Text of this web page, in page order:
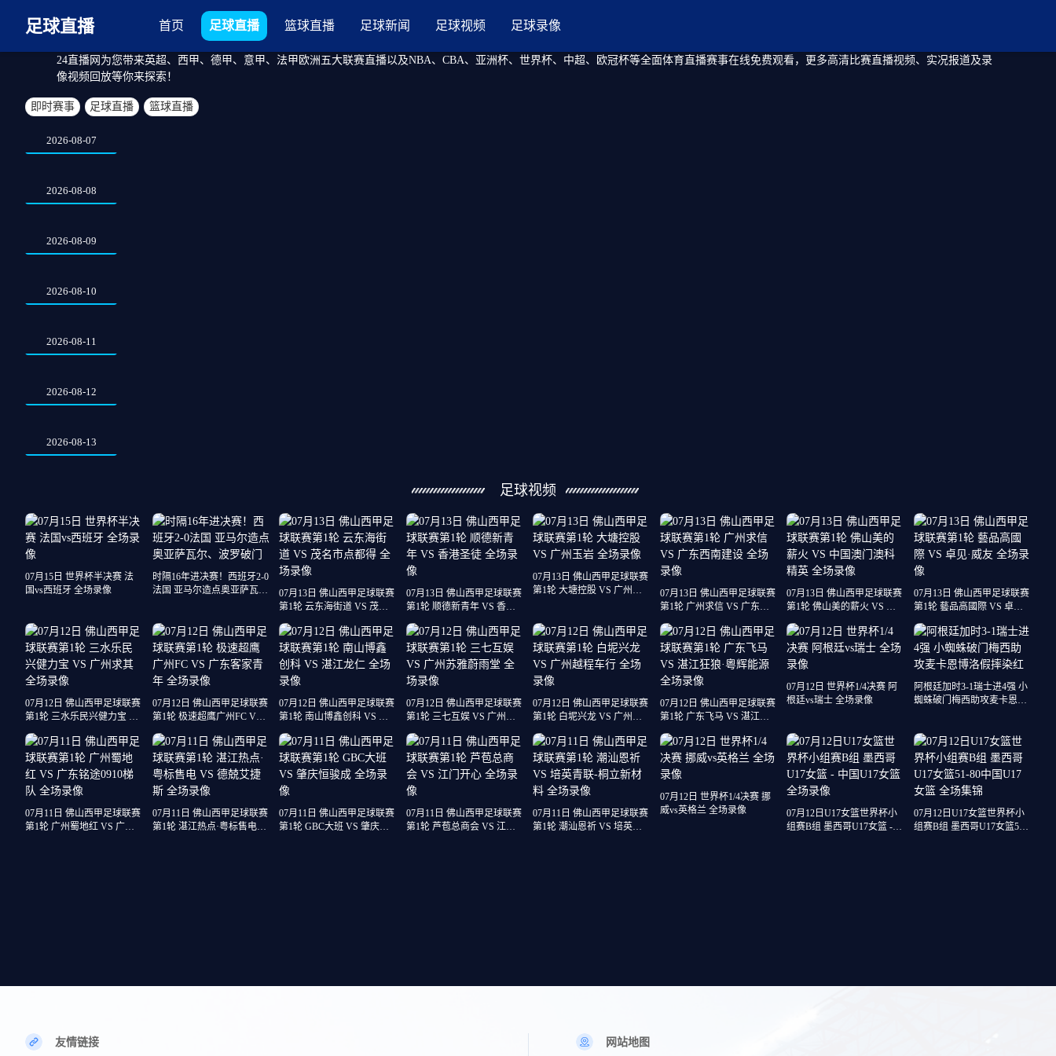
足球直播 首页 足球直播 篮球直播 足球新闻 足球视频 足球录像
24直播网为您带来英超、西甲、德甲、意甲、法甲欧洲五大联赛直播以及NBA、CBA、亚洲杯、世界杯、中超、欧冠杯等全面体育直播赛事在线免费观看，更多高清比赛直播视频、实况报道及录
像视频回放等你来探索！
即时赛事 足球直播 篮球直播
2026-08-07
2026-08-08
2026-08-09
2026-08-10
2026-08-11
2026-08-12
2026-08-13
足球视频
07月15日 世界杯半决赛 法
国vs西班牙 全场录像
时隔16年进决赛！西班牙2-0
法国 亚马尔造点奥亚萨瓦
07月13日 佛山西甲足球联赛
第1轮 云东海街道 VS 茂名
07月13日 佛山西甲足球联赛
第1轮 顺德新青年 VS 香港
07月13日 佛山西甲足球联赛
第1轮 大塘控股 VS 广州玉
07月13日 佛山西甲足球联赛
第1轮 广州求信 VS 广东西
07月13日 佛山西甲足球联赛
第1轮 佛山美的薪火 VS 中
07月13日 佛山西甲足球联赛
第1轮 藝品高國際 VS 卓见·
07月12日 佛山西甲足球联赛
第1轮 三水乐民兴健力宝 VS
07月12日 佛山西甲足球联赛
第1轮 极速超鹰广州FC VS
07月12日 佛山西甲足球联赛
第1轮 南山博鑫创科 VS 湛
07月12日 佛山西甲足球联赛
第1轮 三七互娱 VS 广州苏
07月12日 佛山西甲足球联赛
第1轮 白坭兴龙 VS 广州越
07月12日 佛山西甲足球联赛
第1轮 广东飞马 VS 湛江狂
07月12日 世界杯1/4决赛 阿
根廷vs瑞士 全场录像
阿根廷加时3-1瑞士进4强 小
蜘蛛破门梅西助攻麦卡恩博
07月11日 佛山西甲足球联赛
第1轮 广州蜀地红 VS 广东
07月11日 佛山西甲足球联赛
第1轮 湛江热点·粤标售电
07月11日 佛山西甲足球联赛
第1轮 GBC大班 VS 肇庆恒
07月11日 佛山西甲足球联赛
第1轮 芦苞总商会 VS 江门
07月11日 佛山西甲足球联赛
第1轮 潮汕恩祈 VS 培英青
07月12日 世界杯1/4决赛 挪
威vs英格兰 全场录像
07月12日U17女篮世界杯小
组赛B组 墨西哥U17女篮 -
07月12日U17女篮世界杯小
组赛B组 墨西哥U17女篮51-
友情链接 网站地图